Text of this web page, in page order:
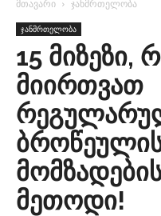
მთავარი ჯანმრთელობა
ჯანმრთელობა
15 მიზეზი,
მიირთვათ
ბროწეულის
მეთოდი!